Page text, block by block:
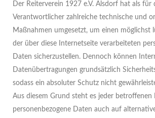
Der Reiterverein 1927 e.V. Alsdorf hat als für
Verantwortlicher zahlreiche technische und
Maßnahmen umgesetzt, um einen möglichst
der über diese Internetseite verarbeiteten
Daten sicherzustellen. Dennoch können
Datenübertragungen grundsätzlich
sodass ein absoluter Schutz nicht
Aus diesem Grund steht es jeder betroffenen
personenbezogene Daten auch auf